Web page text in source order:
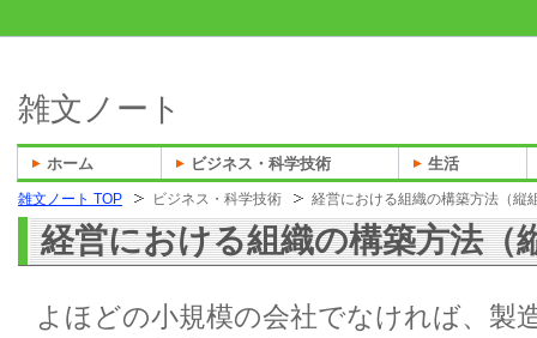
雑文ノート TOP ビジネス・科学技術 経営における組織の構築方法（縦
経営における組織の構築方法（
よほどの小規模の会社でなければ、製
雑文ノート
ホーム ビジネス・科学技術 生活